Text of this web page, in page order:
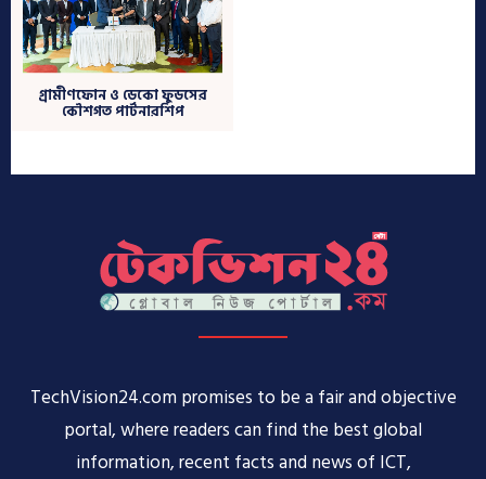
TechVision24.com promises to be a fair and objective
portal, where readers can find the best global
information, recent facts and news of ICT,